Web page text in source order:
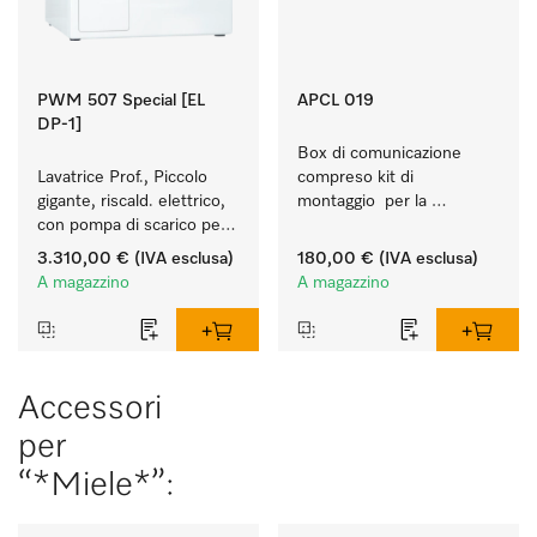
PWM 507 Special [EL
DP-1]
Lavatrice Prof., Piccolo
gigante, riscald. elettrico,
con pompa di scarico per
applicazioni speciali con
programmi personalizzati.
3.310,00 € (IVA esclusa)
A magazzino
APCL 019
Box di comunicazione
compreso kit di
montaggio  per la
lavatrice/essiccatoio a
evacuazione a sistemi
180,00 € (IVA esclusa)
A magazzino
Accessori
per
“*Miele*”: